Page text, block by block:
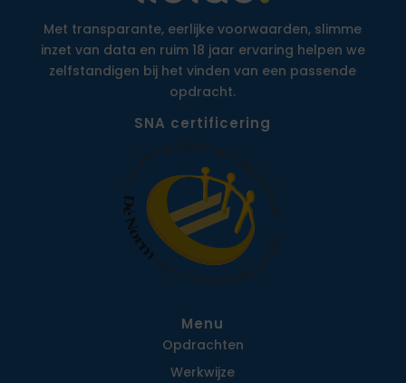
Met transparante, eerlijke voorwaarden, slimme
inzet van data en ruim 18 jaar ervaring helpen we
zelfstandigen bij het vinden van een passende
opdracht.
SNA certificering
Menu
Opdrachten
Werkwijze